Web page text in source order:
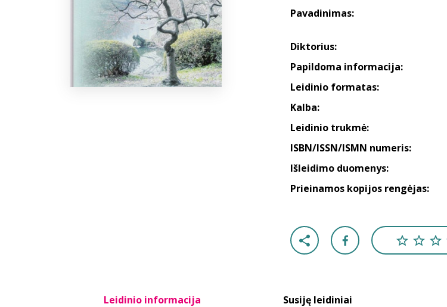
Pavadinimas:
Diktorius:
Papildoma informacija:
Leidinio formatas:
Kalba:
Leidinio trukmė:
ISBN/ISSN/ISMN numeris:
Išleidimo duomenys:
Prieinamos kopijos rengėjas:
Leidinio informacija Susiję leidiniai